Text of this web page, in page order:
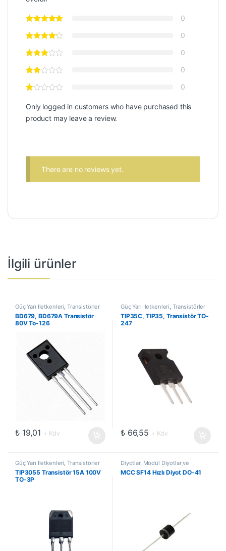
0
0
0
0
0
Only logged in customers who have purchased this
product may leave a review.
There are no reviews yet.
İlgili ürünler
Güç Yarı İletkenleri, Transistörler
BD679, BD679A Transistör
80V To-126
₺19,01 + Kdv
Güç Yarı İletkenleri, Transistörler
TIP35C, TIP35, Transistör TO-
247
₺66,55 + Kdv
Güç Yarı İletkenleri Transistörler
TIP3055 Transistör 15A 100V
TO-3P
Diyotlar, Modül Diyotlar ve
Doğrultucular Güç Yarı İletkenleri
Hızlı Diyotlar
MCC SF14 Hızlı Diyot DO-41